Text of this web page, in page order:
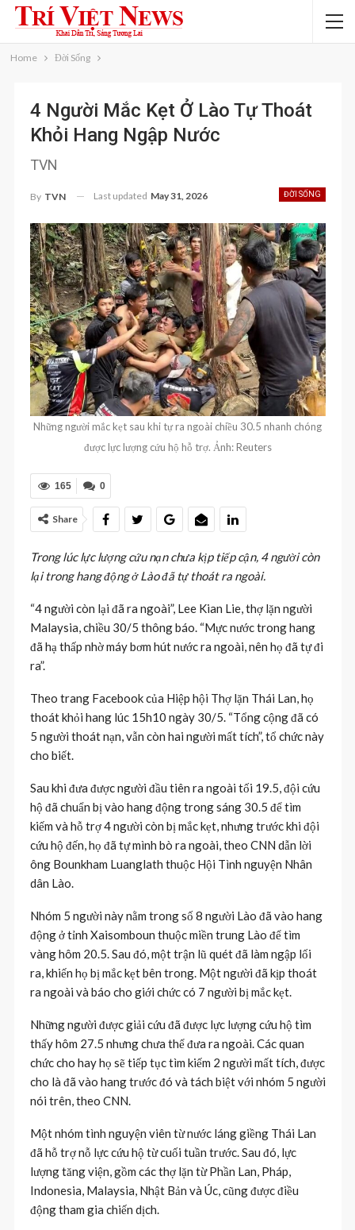
Home Đời Sống
4 Người Mắc Kẹt Ở Lào Tự Thoát
Khỏi Hang Ngập Nước
TVN
ĐỜI SỐNG
By TVN Last updated May 31, 2026
Những người mắc kẹt sau khi tự ra ngoài chiều 30.5 nhanh chóng
được lực lượng cứu hộ hỗ trợ. Ảnh: Reuters
0
165
Share
Trong lúc lực lượng cứu nạn chưa kịp tiếp cận, 4 người còn
lại trong hang động ở Lào đã tự thoát ra ngoài.
“4 người còn lại đã ra ngoài”, Lee Kian Lie, thợ lặn người
Malaysia, chiều 30/5 thông báo. “Mực nước trong hang
đã hạ thấp nhờ máy bơm hút nước ra ngoài, nên họ đã tự đi
ra”.
Theo trang Facebook của Hiệp hội Thợ lặn Thái Lan, họ
thoát khỏi hang lúc 15h10 ngày 30/5. “Tổng cộng đã có
5 người thoát nạn, vẫn còn hai người mất tích”, tổ chức này
cho biết.
Sau khi đưa được người đầu tiên ra ngoài tối 19.5, đội cứu
hộ đã chuẩn bị vào hang động trong sáng 30.5 để tìm
kiếm và hỗ trợ 4 người còn bị mắc kẹt, nhưng trước khi đội
cứu hộ đến, họ đã tự mình bò ra ngoài, theo CNN dẫn lời
ông Bounkham Luanglath thuộc Hội Tình nguyện Nhân
dân Lào.
Nhóm 5 người này nằm trong số 8 người Lào đã vào hang
động ở tỉnh Xaisomboun thuộc miền trung Lào để tìm
vàng hôm 20.5. Sau đó, một trận lũ quét đã làm ngập lối
ra, khiến họ bị mắc kẹt bên trong. Một người đã kịp thoát
ra ngoài và báo cho giới chức có 7 người bị mắc kẹt.
Những người được giải cứu đã được lực lượng cứu hộ tìm
thấy hôm 27.5 nhưng chưa thể đưa ra ngoài. Các quan
chức cho hay họ sẽ tiếp tục tìm kiếm 2 người mất tích, được
cho là đã vào hang trước đó và tách biệt với nhóm 5 người
nói trên, theo CNN.
Một nhóm tình nguyện viên từ nước láng giềng Thái Lan
đã hỗ trợ nỗ lực cứu hộ từ cuối tuần trước. Sau đó, lực
lượng tăng viện, gồm các thợ lặn từ Phần Lan, Pháp,
Indonesia, Malaysia, Nhật Bản và Úc, cũng được điều
động tham gia chiến dịch.